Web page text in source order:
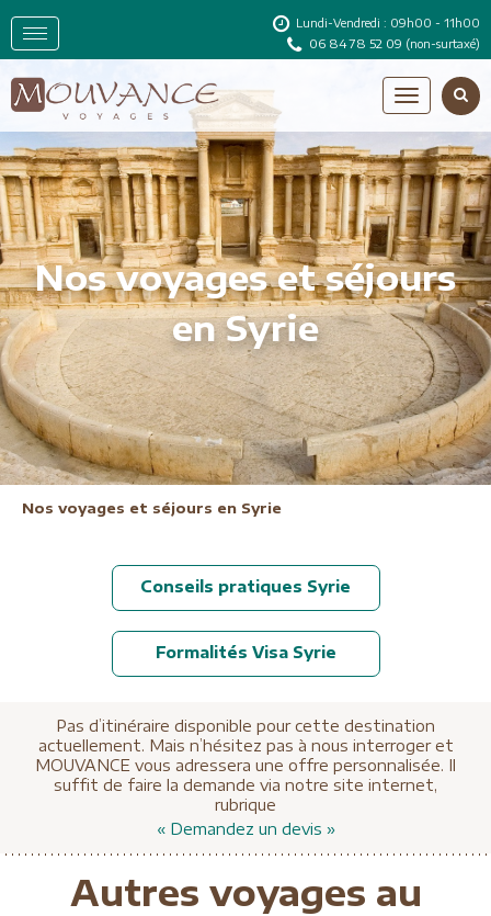
Lundi-Vendredi : 09h00 - 11h00
06 84 78 52 09 (non-surtaxé)
Nos voyages et séjours
en Syrie
Nos voyages et séjours en Syrie
Conseils pratiques Syrie
Formalités Visa Syrie
Pas d’itinéraire disponible pour cette destination
actuellement. Mais n’hésitez pas à nous interroger et
MOUVANCE vous adressera une offre personnalisée. Il
suffit de faire la demande via notre site internet,
rubrique
« Demandez un devis »
Autres voyages au